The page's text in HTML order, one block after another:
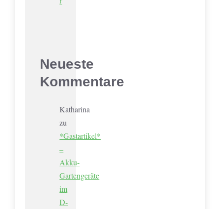
Neueste
Kommentare
Katharina
zu
*Gastartikel*
–
Akku-
Gartengeräte
im
D-